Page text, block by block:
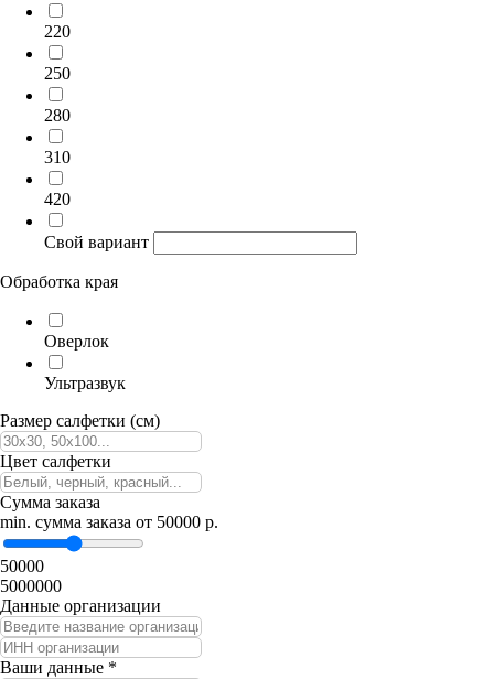
220
250
280
310
420
Свой вариант
Обработка края
Оверлок
Ультразвук
Размер салфетки (см)
Цвет салфетки
Сумма заказа
min. сумма заказа от 50000 р.
50000
5000000
Данные организации
Ваши данные *